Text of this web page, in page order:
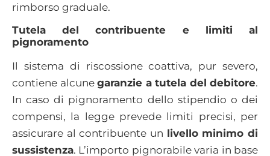
rimborso graduale.
Tutela del contribuente e limiti al
pignoramento
Il sistema di riscossione coattiva, pur severo,
contiene alcune garanzie a tutela del debitore.
In caso di pignoramento dello stipendio o dei
compensi, la legge prevede limiti precisi, per
assicurare al contribuente un livello minimo di
sussistenza. L’importo pignorabile varia in base